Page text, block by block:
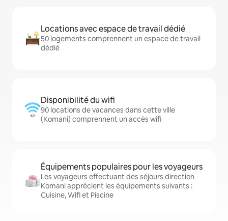
Locations avec espace de travail dédié
50 logements comprennent un espace de travail
dédié
Disponibilité du wifi
90 locations de vacances dans cette ville
(Komani) comprennent un accès wifi
Équipements populaires pour les voyageurs
Les voyageurs effectuant des séjours direction
Komani apprécient les équipements suivants :
Cuisine, Wifi et Piscine